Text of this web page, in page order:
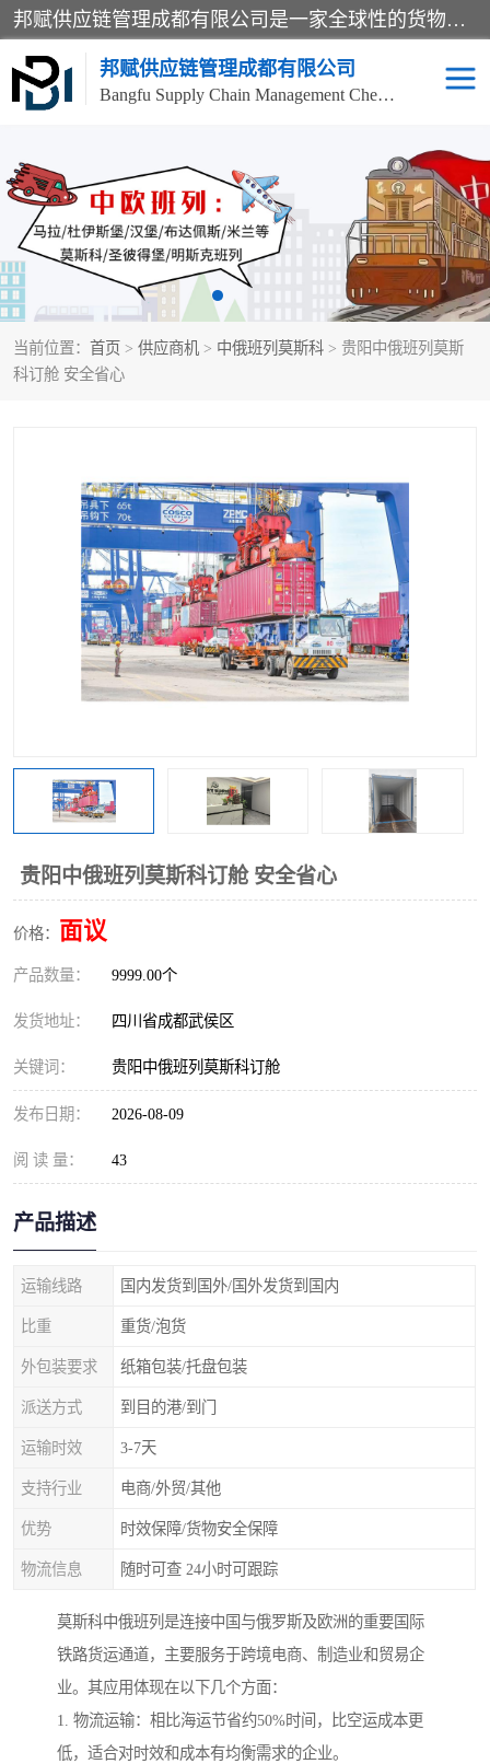
邦赋供应链管理成都有限公司是一家全球性的货物运输代理公司，主要从事：波兰中欧班列、德国中欧班列、出口莫斯科班列、中欧班列进口、蓉欧铁路、成都出口空运等业务，同时亦提供报关、报检、仓储、码头操作等服务。
邦赋供应链管理成都有限公司
Bangfu Supply Chain Management Chengdu Co.,LTD
当前位置： 首页 > 供应商机 > 中俄班列莫斯科 > 贵阳中俄班列莫斯
科订舱 安全省心
贵阳中俄班列莫斯科订舱 安全省心
价格： 面议
产品数量： 9999.00个
发货地址： 四川省成都武侯区
关键词： 贵阳中俄班列莫斯科订舱
发布日期： 2026-08-09
阅 读 量： 43
产品描述
运输线路 国内发货到国外/国外发货到国内
比重 重货/泡货
外包装要求 纸箱包装/托盘包装
派送方式 到目的港/到门
运输时效 3-7天
支持行业 电商/外贸/其他
优势 时效保障/货物安全保障
物流信息 随时可查 24小时可跟踪
莫斯科中俄班列是连接中国与俄罗斯及欧洲的重要国际
铁路货运通道，主要服务于跨境电商、制造业和贸易企
业。其应用体现在以下几个方面：
1. 物流运输：相比海运节省约50%时间，比空运成本更
低，适合对时效和成本有均衡需求的企业。
进出口门到门 成都中欧班列
国际汽运 国际空运
食品进口物流清关 南美海运
中俄铁路班列 中欧班列进口红酒啤酒
蓉欧班列进口机械设备 马来西亚物流
东南亚铁路 铁路出口拼箱/整柜
中俄班列莫斯科